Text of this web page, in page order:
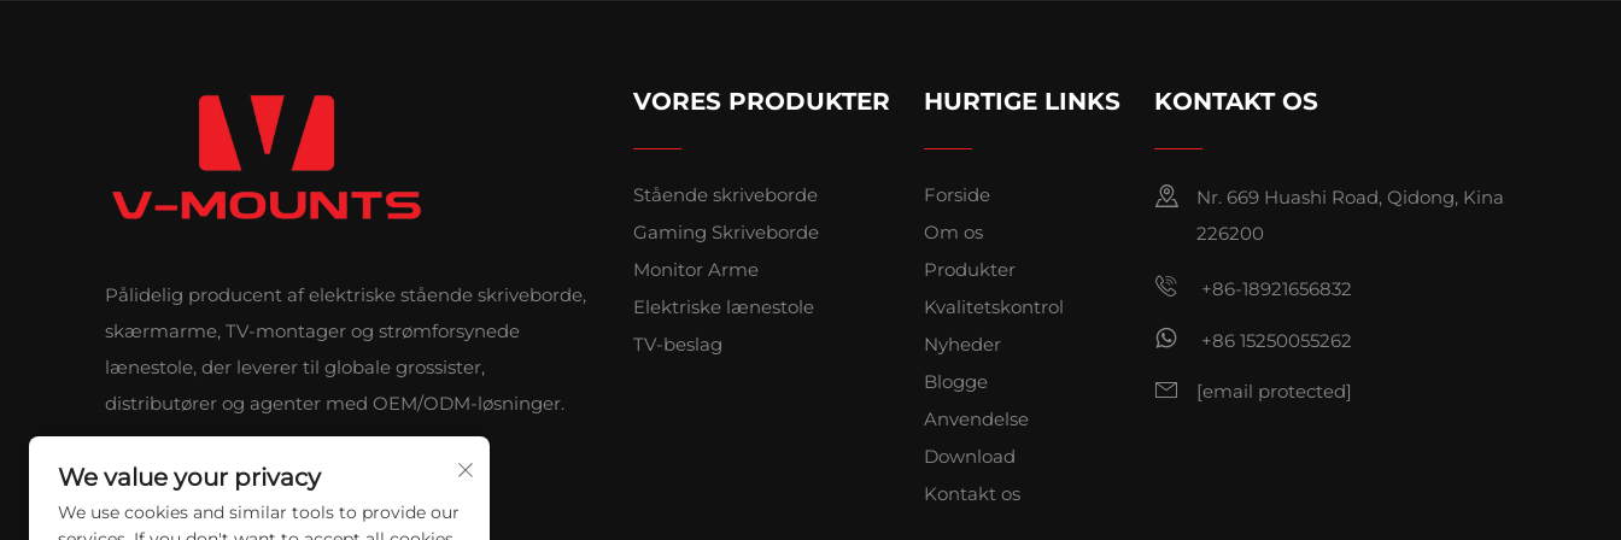
Pålidelig producent af elektriske stående skriveborde,
skærmarme, TV-montager og strømforsynede
lænestole, der leverer til globale grossister,
distributører og agenter med OEM/ODM-løsninger.
VORES PRODUKTER
Stående skriveborde
Gaming Skriveborde
Monitor Arme
Elektriske lænestole
TV-beslag
HURTIGE LINKS
Forside
Om os
Produkter
Kvalitetskontrol
Nyheder
Blogge
Anvendelse
Download
Kontakt os
KONTAKT OS
Nr. 669 Huashi Road, Qidong, Kina
226200
+86-18921656832
+86 15250055262
[email protected]
We value your privacy
We use cookies and similar tools to provide our